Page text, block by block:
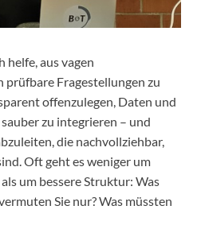
helfe, aus vagen
Fragestellungen zu
offenzulegen, Daten und
zu integrieren – und
die nachvollziehbar,
Oft geht es weniger um
um bessere Struktur: Was
Sie nur? Was müssten